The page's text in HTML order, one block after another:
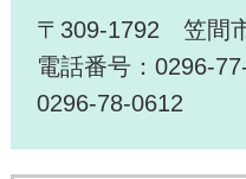
〒309-1792 笠間
電話番号：0296-
0296-78-0612